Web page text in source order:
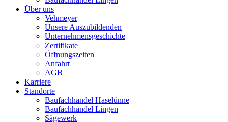
Über uns
Vehmeyer
Unsere Auszubildenden
Unternehmensgeschichte
Zertifikate
Öffnungszeiten
Anfahrt
AGB
Karriere
Standorte
Baufachhandel Haselünne
Baufachhandel Lingen
Sägewerk